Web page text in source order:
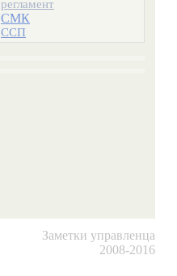
регламент
СМК
ССП
Заметки управленца
2008-2016